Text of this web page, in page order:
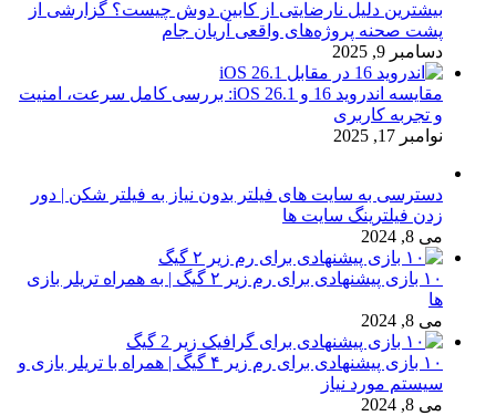
بیشترین دلیل نارضایتی از کابین دوش چیست؟ گزارشی از
پشت صحنه پروژه‌های واقعی آریان جام
دسامبر 9, 2025
مقایسه اندروید 16 و iOS 26.1: بررسی کامل سرعت، امنیت
و تجربه کاربری
نوامبر 17, 2025
دسترسی به سایت های فیلتر بدون نیاز به فیلتر شکن | دور
زدن فیلترینگ سایت ها
می 8, 2024
۱۰ بازی پیشنهادی برای رم زیر ۲ گیگ | به همراه تریلر بازی
ها
می 8, 2024
۱۰ بازی پیشنهادی برای رم زیر ۴ گیگ | همراه با تریلر بازی و
سیستم مورد نیاز
می 8, 2024